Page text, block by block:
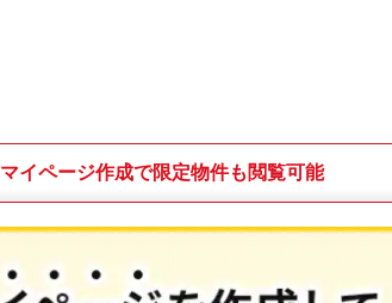
マイページ作成で限定物件も閲覧可能